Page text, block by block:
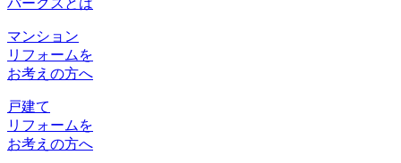
マンション
リフォームを
お考えの方へ
戸建て
リフォームを
お考えの方へ